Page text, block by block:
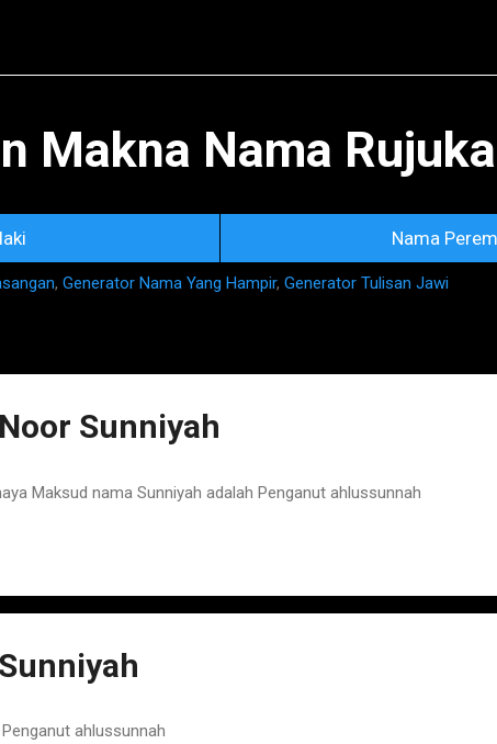
Makna Nama
Nama
, Generator Nama Yang Hampir, Generator Tulisan Jawi
Sunniyah
Maksud nama Sunniyah adalah Penganut ahlussunnah
ahlussunnah